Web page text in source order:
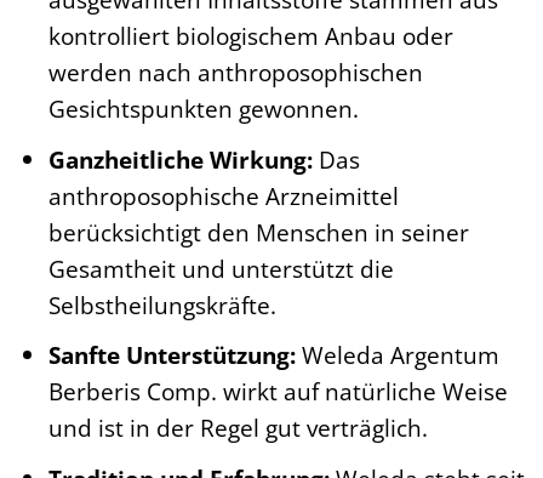
kontrolliert biologischem Anbau oder
werden nach anthroposophischen
Gesichtspunkten gewonnen.
Ganzheitliche Wirkung:Das
anthroposophische Arzneimittel
berücksichtigt den Menschen in seiner
Gesamtheit und unterstützt die
Selbstheilungskräfte.
Sanfte Unterstützung:Weleda Argentum
Berberis Comp. wirkt auf natürliche Weise
und ist in der Regel gut verträglich.